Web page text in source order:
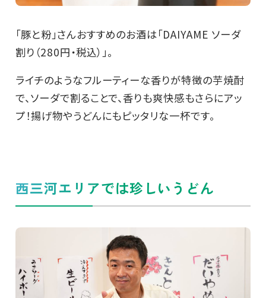
「豚と粉」さんおすすめのお酒は「DAIYAME ソーダ
割り（280円・税込）」。
ライチのようなフルーティーな香りが特徴の芋焼酎
で、ソーダで割ることで、香りも爽快感もさらにアッ
プ！揚げ物やうどんにもピッタリな一杯です。
西三河エリアでは珍しいうどん